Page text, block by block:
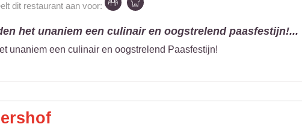
dit restaurant aan voor:
het unaniem een culinair en oogstrelend paasfestijn!...
unaniem een culinair en oogstrelend Paasfestijn!